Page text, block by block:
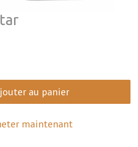
au panier
maintenant